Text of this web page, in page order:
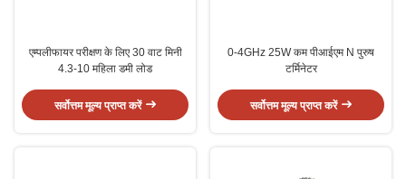
एम्पलीफायर परीक्षण के लिए 30 वाट मिनी
4.3-10 महिला डमी लोड
सर्वोत्तम मूल्य प्राप्त करें
0-4GHz 25W कम पीआईएम N पुरुष
टर्मिनेटर
सर्वोत्तम मूल्य प्राप्त करें